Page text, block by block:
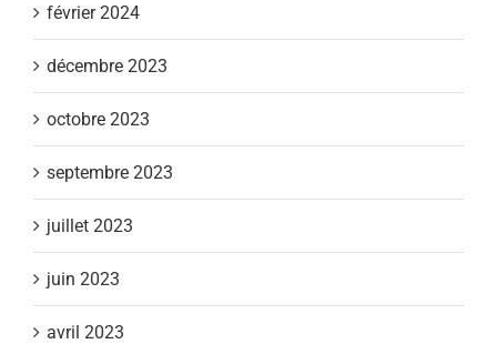
février 2024
décembre 2023
octobre 2023
septembre 2023
juillet 2023
juin 2023
avril 2023